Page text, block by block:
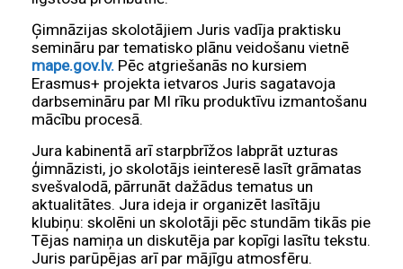
Ģimnāzijas skolotājiem Juris vadīja praktisku
semināru par tematisko plānu veidošanu vietnē
mape.gov.lv. Pēc atgriešanās no kursiem
Erasmus+ projekta ietvaros Juris sagatavoja
darbsemināru par MI rīku produktīvu izmantošanu
mācību procesā.
Jura kabinentā arī starpbrīžos labprāt uzturas
ģimnāzisti, jo skolotājs ieinteresē lasīt grāmatas
svešvalodā, pārrunāt dažādus tematus un
aktualitātes. Jura ideja ir organizēt lasītāju
klubiņu: skolēni un skolotāji pēc stundām tikās pie
Tējas namiņa un diskutēja par kopīgi lasītu tekstu.
Juris parūpējas arī par mājīgu atmosfēru.